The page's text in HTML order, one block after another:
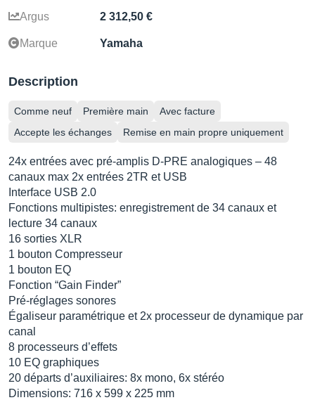
Argus 2 312,50 €
Marque Yamaha
Description
Comme neuf Première main
Avec facture
Accepte les échanges
Remise en main propre uniquement
24x entrées avec pré-amplis D-PRE analogiques – 48
canaux max 2x entrées 2TR et USB
Interface USB 2.0
Fonctions multipistes: enregistrement de 34 canaux et
lecture 34 canaux
16 sorties XLR
1 bouton Compresseur
1 bouton EQ
Fonction “Gain Finder”
Pré-réglages sonores
Égaliseur paramétrique et 2x processeur de dynamique par
canal
8 processeurs d’effets
10 EQ graphiques
20 départs d’auxiliaires: 8x mono, 6x stéréo
Dimensions: 716 x 599 x 225 mm